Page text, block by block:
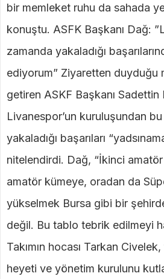
bir memleket ruhu da sahada
konuştu. ASFK Başkanı Dağ:
zamanda yakaladığı
ediyorum” Ziyaretten duyduğu
getiren ASKF Başkanı Sadettin
Livanespor’un kuruluşundan
yakaladığı başarıları
nitelendirdi. Dağ, “İkinci
amatör kümeye, oradan da
yükselmek Bursa gibi bir
değil. Bu tablo tebrik edilmeyi
Takımın hocası Tarkan
heyeti ve yönetim kurulunu